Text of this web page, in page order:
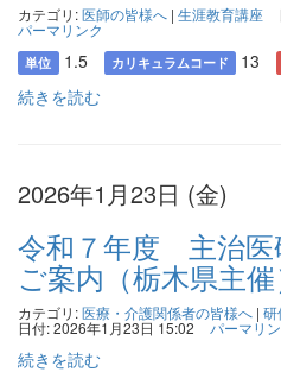
カテゴリ:医師の皆様へ | 生涯教育講座
パーマリンク
単位 1.5 カリキュラムコード 13
続きを読む
2026年1月23日 (金)
令和７年度 主治医
ご案内（栃木県主催
カテゴリ:医療・介護関係者の皆様へ | 研
日付: 2026年1月23日 15:02 パーマリ
続きを読む